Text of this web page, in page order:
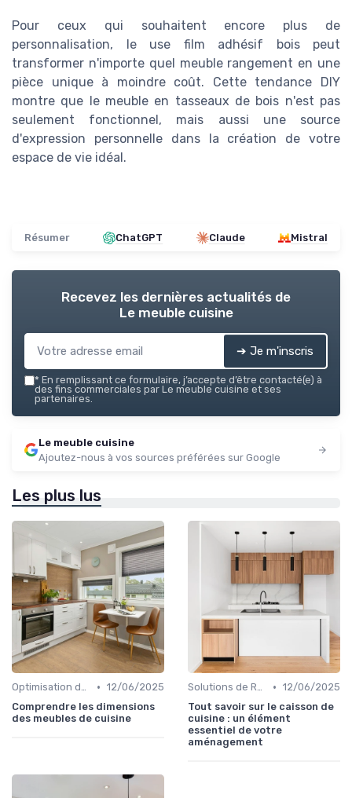
Pour ceux qui souhaitent encore plus de
personnalisation, le use film adhésif bois peut
transformer n'importe quel meuble rangement en une
pièce unique à moindre coût. Cette tendance DIY
montre que le meuble en tasseaux de bois n'est pas
seulement fonctionnel, mais aussi une source
d'expression personnelle dans la création de votre
espace de vie idéal.
Résumer ChatGPT Claude Mistral
Recevez les dernières actualités de
Le meuble cuisine
➔ Je m'inscris
* En remplissant ce formulaire, j’accepte d’être contacté(e) à
des fins commerciales par Le meuble cuisine et ses
partenaires.
Le meuble cuisine
Ajoutez-nous à vos sources préférées sur Google
Les plus lus
Optimisation de l'Espace • 12/06/2025
Comprendre les dimensions
des meubles de cuisine
Solutions de Rangement Intelligentes • 12/06/2025
Tout savoir sur le caisson de
cuisine : un élément
essentiel de votre
aménagement